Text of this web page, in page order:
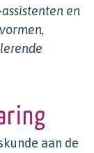
en
aan de